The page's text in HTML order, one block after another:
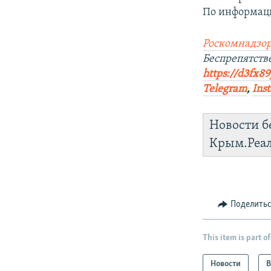
По
https://
Telegram,
Новости
This item is part of
Новости